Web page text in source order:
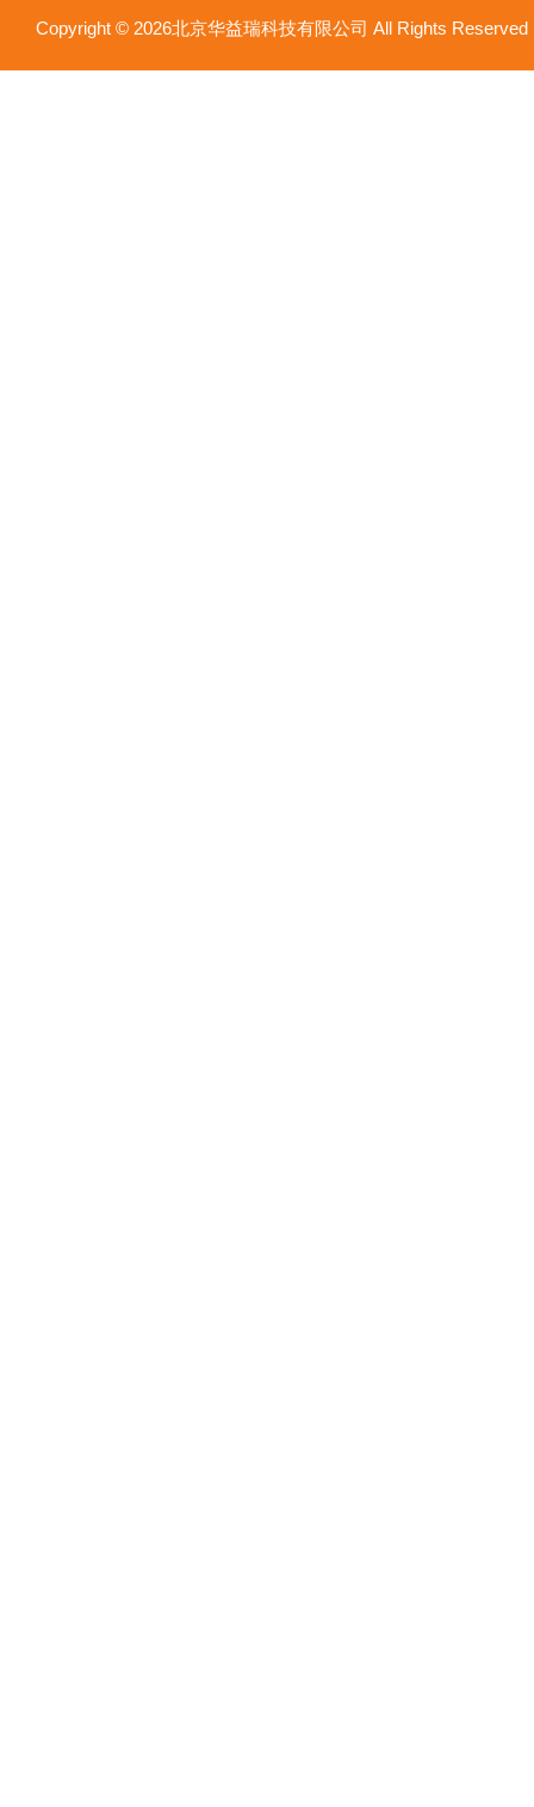
Copyright © 2026北京华益瑞科技有限公司 All Rights